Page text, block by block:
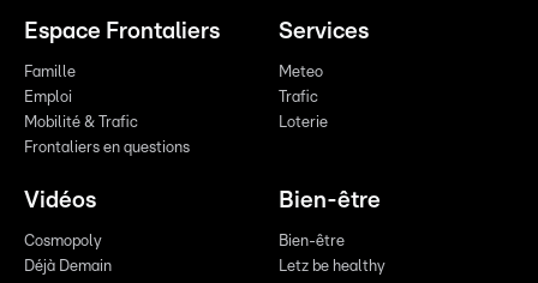
Espace Frontaliers
Famille
Emploi
Mobilité & Trafic
Frontaliers en questions
Services
Meteo
Trafic
Loterie
Vidéos
Cosmopoly
Déjà Demain
Bien-être
Bien-être
Letz be healthy